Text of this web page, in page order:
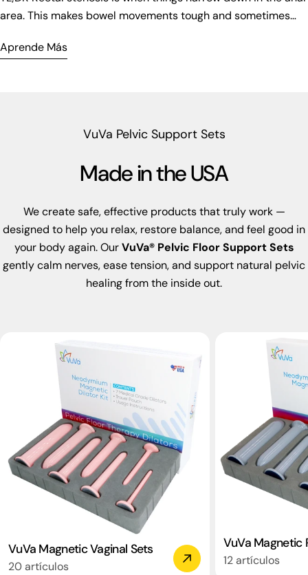
Aprende Más
VuVa Pelvic Support Sets
Made in the USA
We create safe, effective products that truly work —
designed to help you relax, restore balance, and feel good in
your body again. OurVuVa® Pelvic Floor Support Sets
gently calm nerves, ease tension, and support natural pelvic
healing from the inside out.
VuVa Magnetic Vaginal Sets
20 artículos
VuVa Magnetic
12 artículos